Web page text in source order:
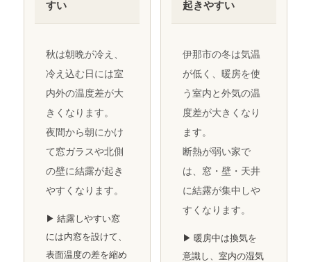
すい
秋は朝晩が冷え、
冷え込む日には室
内外の温度差が大
きくなります。
夜間から朝にかけ
て窓ガラスや北側
の壁に結露が起き
やすくなります。
▶ 結露しやすい窓
には内窓を設けて、
表面温度の差を縮め
起きやすい
伊那市の冬は気温
が低く、暖房を使
う室内と外気の温
度差が大きくなり
ます。
断熱が弱い家で
は、窓・壁・天井
に結露が集中しや
すくなります。
▶ 暖房中は換気を
意識し、室内の湿気